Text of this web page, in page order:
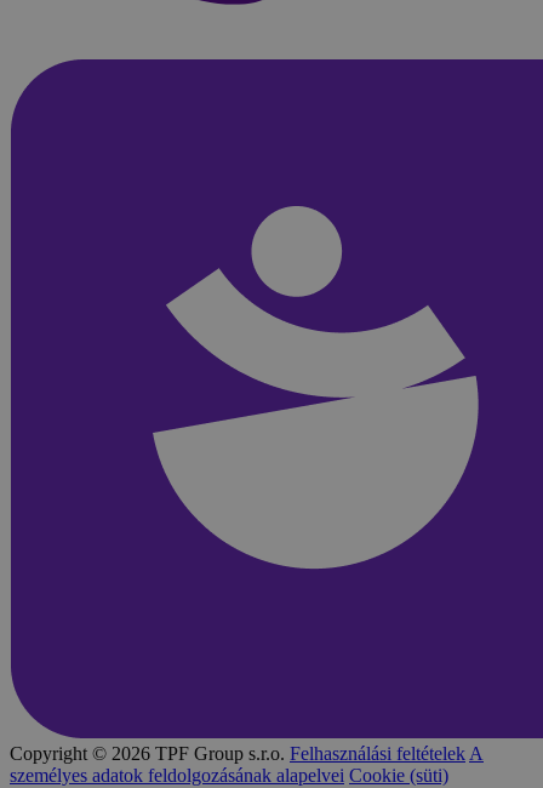
Copyright © 2026 TPF Group s.r.o. Felhasználási feltételek A
személyes adatok feldolgozásának alapelvei Cookie (süti)